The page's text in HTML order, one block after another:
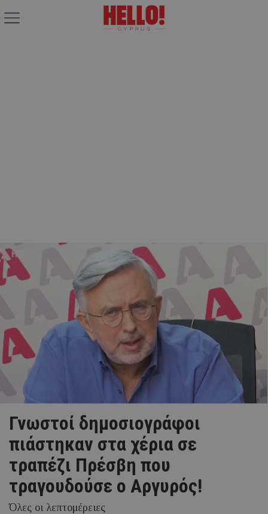
Γνωστοί δημοσιογράφοι
πιάστηκαν στα χέρια σε
τραπέζι Πρέσβη που
τραγουδούσε ο Αργυρός!
Όλες οι λεπτομέρειες